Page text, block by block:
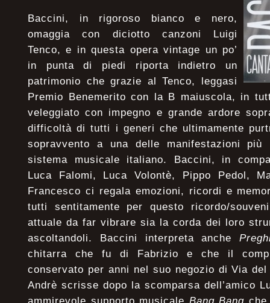
Baccini, in rigoroso bianco e nero,
omaggia con diciotto canzoni Luigi
Tenco, e in questa opera vintage un po’
in punta di piedi riporta indietro un
patrimonio che grazie al Tenco, leggasi
Premio Benemerito con la B maiuscola, in
veleggiato con impegno e grande ardore
difficoltà di tutti i generi che ultimamente
sopravvento a una delle manifestazioni
sistema musicale italiano. Baccini, in
Luca Falomi, Luca Volontè, Pippo Pedol,
Francesco ci regala emozioni, ricordi e
tutti sentitamente per questo ricordo/
attuale da far vibrare sia la corda dei loro
ascoltandoli. Baccini interpreta anche
chitarra che fu di Fabrizio e che il
conservato per anni nel suo negozio di Via
Andrè scrisse dopo la scomparsa dell’amico
ammirevole supporto musicale Bang Bang